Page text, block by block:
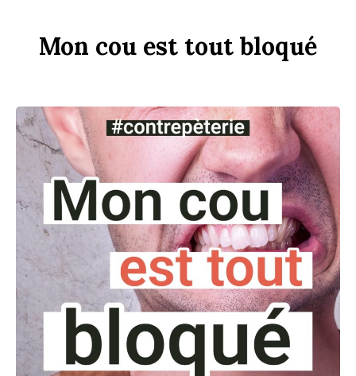
Mon cou est tout bloqué